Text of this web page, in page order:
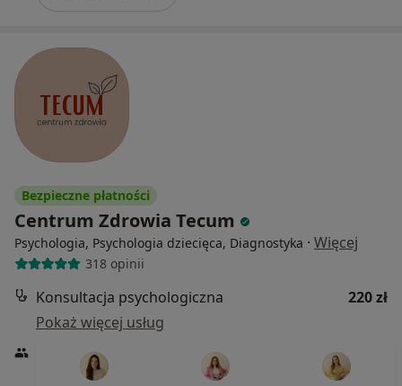
Bezpieczne płatności
Centrum Zdrowia Tecum
Psychologia, Psychologia dziecięca, Diagnostyka · Więcej
318 opinii
Konsultacja psychologiczna
220 zł
Pokaż więcej usług